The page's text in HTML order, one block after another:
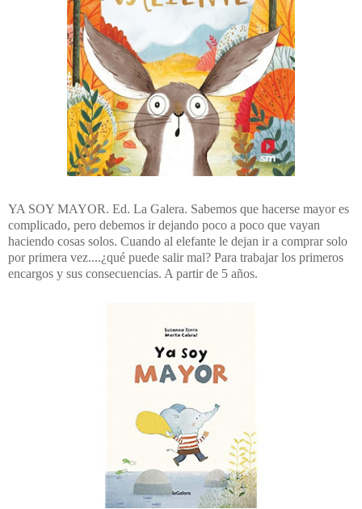
YA SOY MAYOR. Ed. La Galera. Sabemos que hacerse mayor es
complicado, pero debemos ir dejando poco a poco que vayan
haciendo cosas solos. Cuando al elefante le dejan ir a comprar solo
por primera vez....¿qué puede salir mal? Para trabajar los primeros
encargos y sus consecuencias. A partir de 5 años.